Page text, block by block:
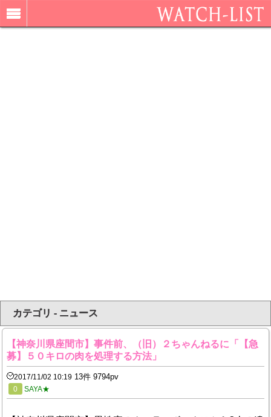
カテゴリ - ニュース
【神奈川県座間市】事件前、（旧）２ちゃんねるに「【急
募】５０キロの肉を処理する方法」
2017/11/02 10:19 13件 9794pv
0 SAYA★